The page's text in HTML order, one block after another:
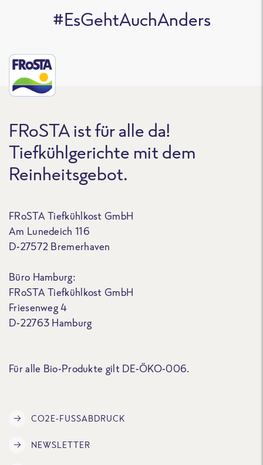
#EsGehtAuchAnders
FRoSTA ist für alle da!
Tiefkühlgerichte mit dem
Reinheitsgebot.
FRoSTA Tiefkühlkost GmbH
Am Lunedeich 116
D-27572 Bremerhaven
Büro Hamburg:
FRoSTA Tiefkühlkost GmbH
Friesenweg 4
D-22763 Hamburg
Für alle Bio-Produkte gilt DE-ÖKO-006.
CO2E-FUSSABDRUCK
NEWSLETTER